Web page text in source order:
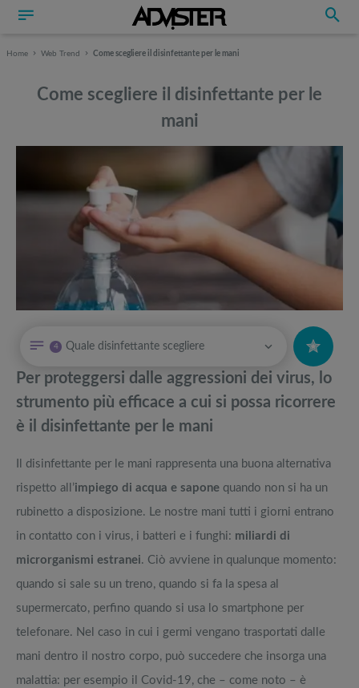
Home Web Trend Come scegliere il disinfettante per le mani
Come scegliere il disinfettante per le
mani
Cyber Monday: Cos’è e come funziona il giorno di sconti post Black
Incuriosito dagli smart glasses? La guida sugli occhiali intelligenti
Attrezzi sportivi a metà prezzo Black Friday: Tapis roulant, cyclette,
Offerte robot aspirapolvere da non perdere nella Black Friday Week
4 Quale disinfettante scegliere
Per proteggersi dalle aggressioni dei virus, lo
strumento più efficace a cui si possa ricorrere
è il disinfettante per le mani
Il disinfettante per le mani rappresenta una buona alternativa
rispetto all’impiego di acqua e sapone quando non si ha un
rubinetto a disposizione. Le nostre mani tutti i giorni entrano
in contatto con i virus, i batteri e i funghi: miliardi di
microrganismi estranei. Ciò avviene in qualunque momento:
quando si sale su un treno, quando si fa la spesa al
supermercato, perfino quando si usa lo smartphone per
telefonare. Nel caso in cui i germi vengano trasportati dalle
mani dentro il nostro corpo, può succedere che insorga una
malattia: per esempio il Covid-19, che – come noto – è